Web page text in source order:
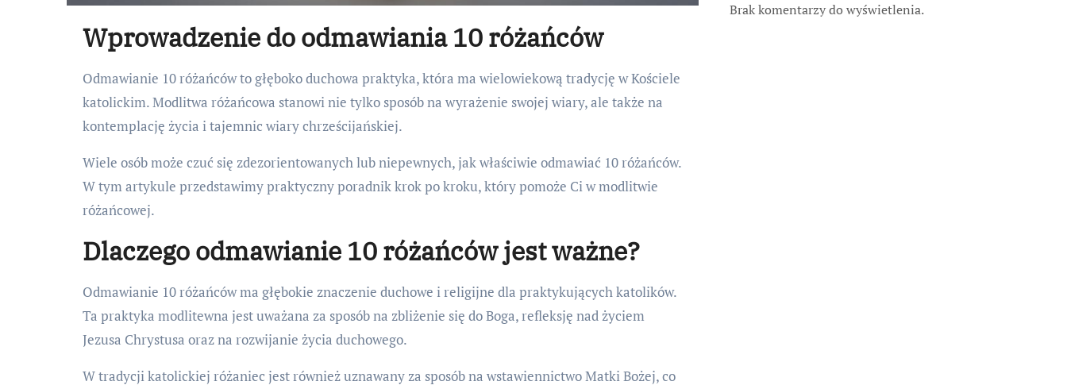
Wprowadzenie do odmawiania 10 różańców
Odmawianie 10 różańców to głęboko duchowa praktyka, która ma wielowiekową tradycję w Kościele
katolickim. Modlitwa różańcowa stanowi nie tylko sposób na wyrażenie swojej wiary, ale także na
kontemplację życia i tajemnic wiary chrześcijańskiej.
Wiele osób może czuć się zdezorientowanych lub niepewnych, jak właściwie odmawiać 10 różańców.
W tym artykule przedstawimy praktyczny poradnik krok po kroku, który pomoże Ci w modlitwie
różańcowej.
Dlaczego odmawianie 10 różańców jest ważne?
Odmawianie 10 różańców ma głębokie znaczenie duchowe i religijne dla praktykujących katolików.
Ta praktyka modlitewna jest uważana za sposób na zbliżenie się do Boga, refleksję nad życiem
Jezusa Chrystusa oraz na rozwijanie życia duchowego.
W tradycji katolickiej różaniec jest również uznawany za sposób na wstawiennictwo Matki Bożej, co
Brak komentarzy do wyświetlenia.